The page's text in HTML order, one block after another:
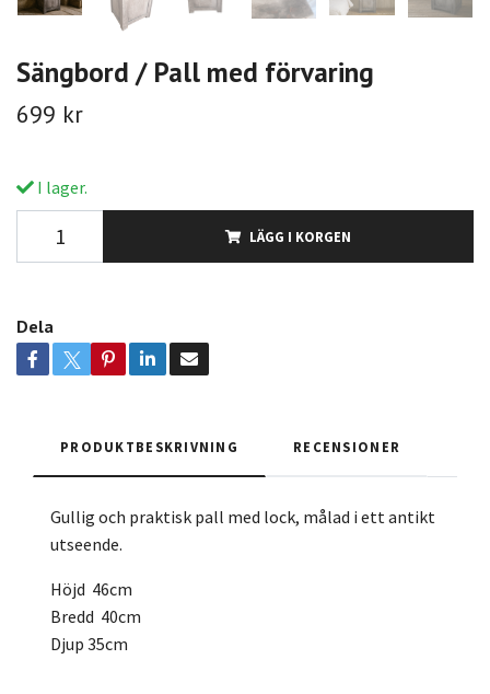
Sängbord / Pall med förvaring
699 kr
I lager.
LÄGG I KORGEN
Dela
PRODUKTBESKRIVNING RECENSIONER
Gullig och praktisk pall med lock, målad i ett antikt
utseende.
Höjd 46cm
Bredd 40cm
Djup 35cm